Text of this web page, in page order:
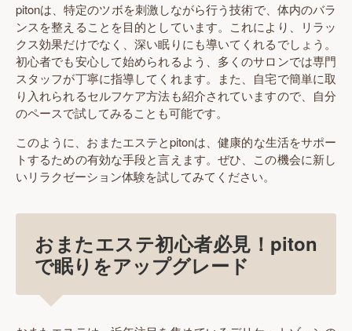
pitonは、特定のツボを刺激しながら行う技術で、体内のバラ
ンスを整えることを目的としています。これにより、リラッ
クス効果だけでなく、深い眠りにも導いてくれるでしょう。
初心者でも安心して始められるよう、多くのサロンでは専門
スタッフが丁寧に指導してくれます。また、自宅で簡単に取
り入れられるセルフケア方法も紹介されていますので、自分
のペースで試してみることも可能です。
このように、おまたエステとpitonは、健康的な生活をサポー
トするための有効な手段と言えます。ぜひ、この機会に新し
いリラクゼーション体験を試してみてください。
おまたエステ初心者必見！piton
で眠りをアップグレード